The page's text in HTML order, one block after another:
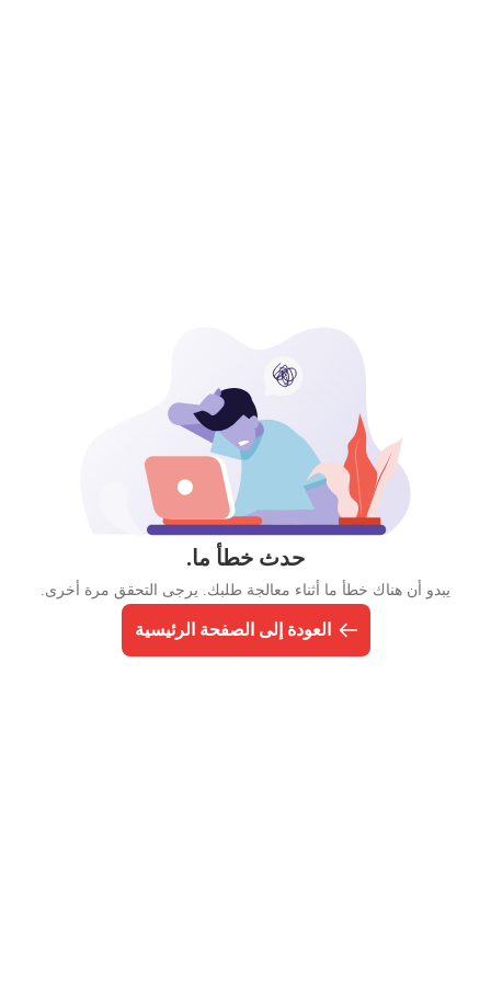
حدث خطأ ما.
يبدو أن هناك خطأ ما أثناء معالجة طلبك. يرجى التحقق مرة أخرى.
العودة إلى الصفحة الرئيسية